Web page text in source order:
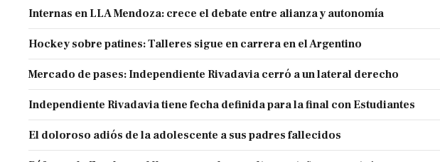
Internas en LLA Mendoza: crece el debate entre alianza y autonomía
Hockey sobre patines: Talleres sigue en carrera en el Argentino
Mercado de pases: Independiente Rivadavia cerró a un lateral derecho
Independiente Rivadavia tiene fecha definida para la final con Estudiantes
El doloroso adiós de la adolescente a sus padres fallecidos